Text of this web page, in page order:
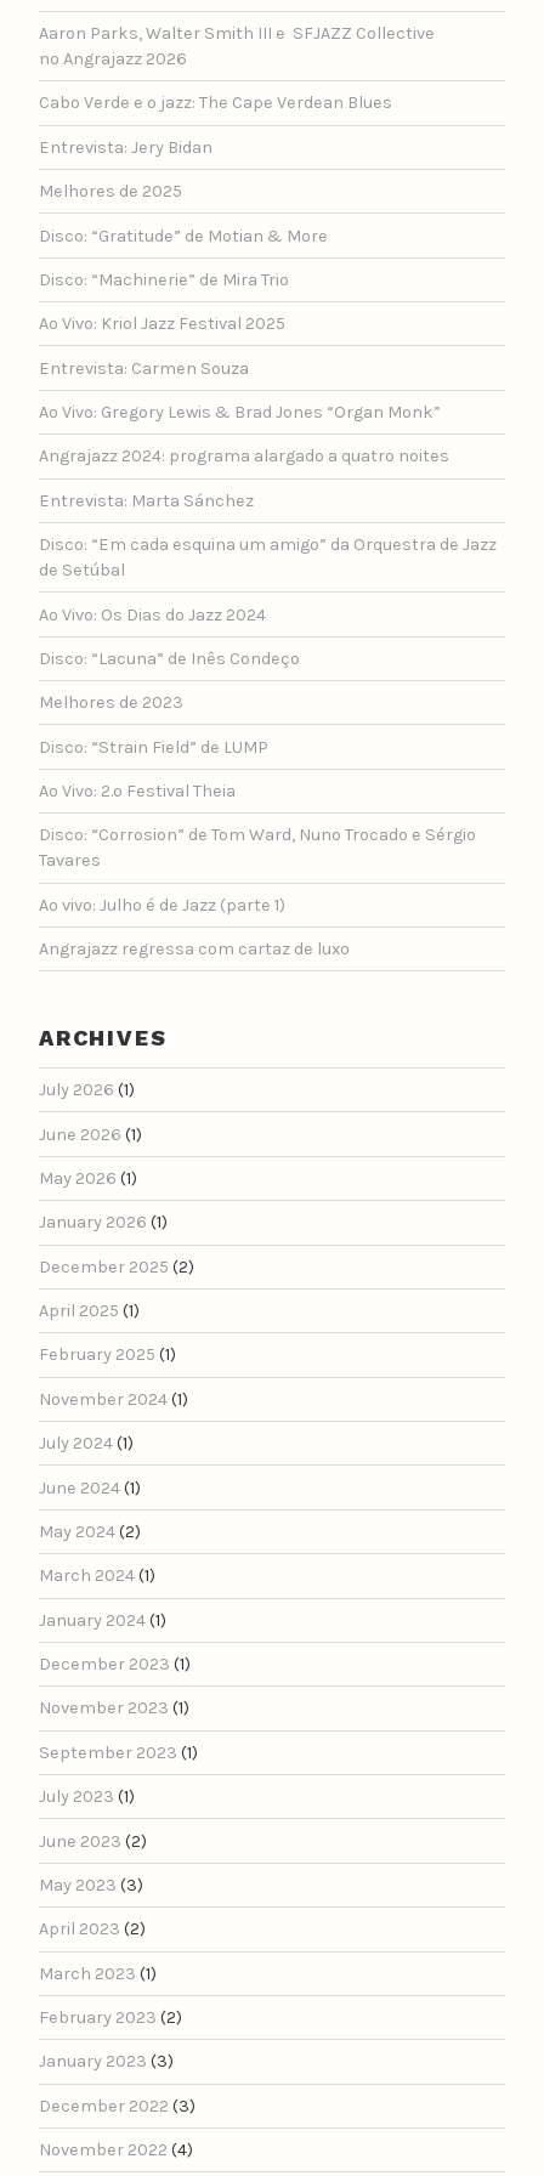
Aaron Parks, Walter Smith III e SFJAZZ Collective
no Angrajazz 2026
Cabo Verde e o jazz: The Cape Verdean Blues
Entrevista: Jery Bidan
Melhores de 2025
Disco: “Gratitude” de Motian & More
Disco: “Machinerie” de Mira Trio
Ao Vivo: Kriol Jazz Festival 2025
Entrevista: Carmen Souza
Ao Vivo: Gregory Lewis & Brad Jones “Organ Monk”
Angrajazz 2024: programa alargado a quatro noites
Entrevista: Marta Sánchez
Disco: “Em cada esquina um amigo” da Orquestra de Jazz
de Setúbal
Ao Vivo: Os Dias do Jazz 2024
Disco: “Lacuna” de Inês Condeço
Melhores de 2023
Disco: “Strain Field” de LUMP
Ao Vivo: 2.º Festival Theia
Disco: “Corrosion” de Tom Ward, Nuno Trocado e Sérgio
Tavares
Ao vivo: Julho é de Jazz (parte 1)
Angrajazz regressa com cartaz de luxo
ARCHIVES
July 2026 (1)
June 2026 (1)
May 2026 (1)
January 2026 (1)
December 2025 (2)
April 2025 (1)
February 2025 (1)
November 2024(1)
July 2024(1)
June 2024(1)
May 2024(2)
March 2024(1)
January 2024(1)
December 2023 (1)
November 2023 (1)
September 2023 (1)
July 2023 (1)
June 2023 (2)
May 2023 (3)
April 2023 (2)
March 2023 (1)
February 2023 (2)
January 2023 (3)
December 2022 (3)
November 2022 (4)